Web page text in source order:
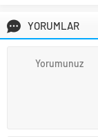
YORUMLAR